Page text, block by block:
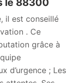
le 88300
il est conseillé
. Ce
grâce à
d’urgence ; Les